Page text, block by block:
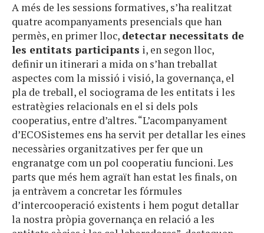
A més de les sessions formatives, s’ha realitzat
quatre acompanyaments presencials que han
permès, en primer lloc, detectar necessitats de
les entitats participants i, en segon lloc,
definir un itinerari a mida on s’han treballat
aspectes com la missió i visió, la governança, el
pla de treball, el sociograma de les entitats i les
estratègies relacionals en el si dels pols
cooperatius, entre d’altres. “L’acompanyament
d’ECOSistemes ens ha servit per detallar les eines
necessàries organitzatives per fer que un
engranatge com un pol cooperatiu funcioni. Les
parts que més hem agraït han estat les finals, on
ja entràvem a concretar les fórmules
d’intercooperació existents i hem pogut detallar
la nostra pròpia governança en relació a les